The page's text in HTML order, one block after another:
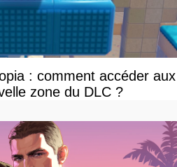
: comment accéder aux
zone du DLC ?